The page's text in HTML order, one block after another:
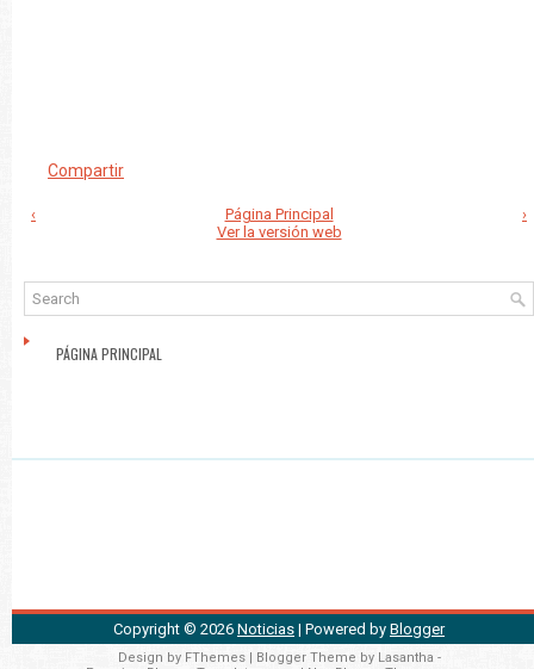
Compartir
‹ ›
Página Principal
Ver la versión web
PÁGINA PRINCIPAL
Copyright © 2026 Noticias | Powered by Blogger
Design by FThemes| Blogger Theme by Lasantha -